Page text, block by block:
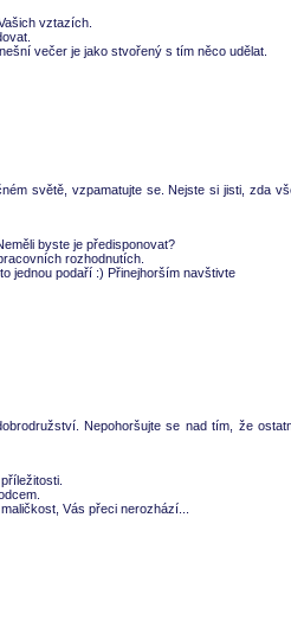
vztazích.
večer je jako stvořený s tím něco udělat.
světě, vzpamatujte se. Nejste si jisti, zda
byste je předisponovat?
rozhodnutích.
jednou podaří :) Přinejhorším navštivte
Nepohoršujte se nad tím, že
Vás přeci nerozhází...